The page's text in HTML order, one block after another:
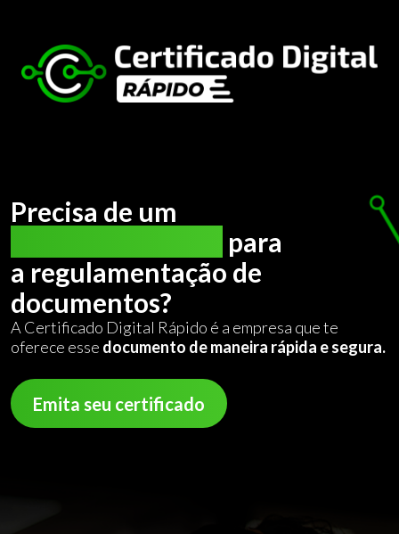
Precisa de um
para
a regulamentação de
documentos?
A Certificado Digital Rápido é a empresa que te
oferece esse documento de maneira rápida e segura.
Emita seu certificado